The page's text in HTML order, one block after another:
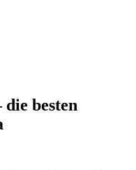
besten